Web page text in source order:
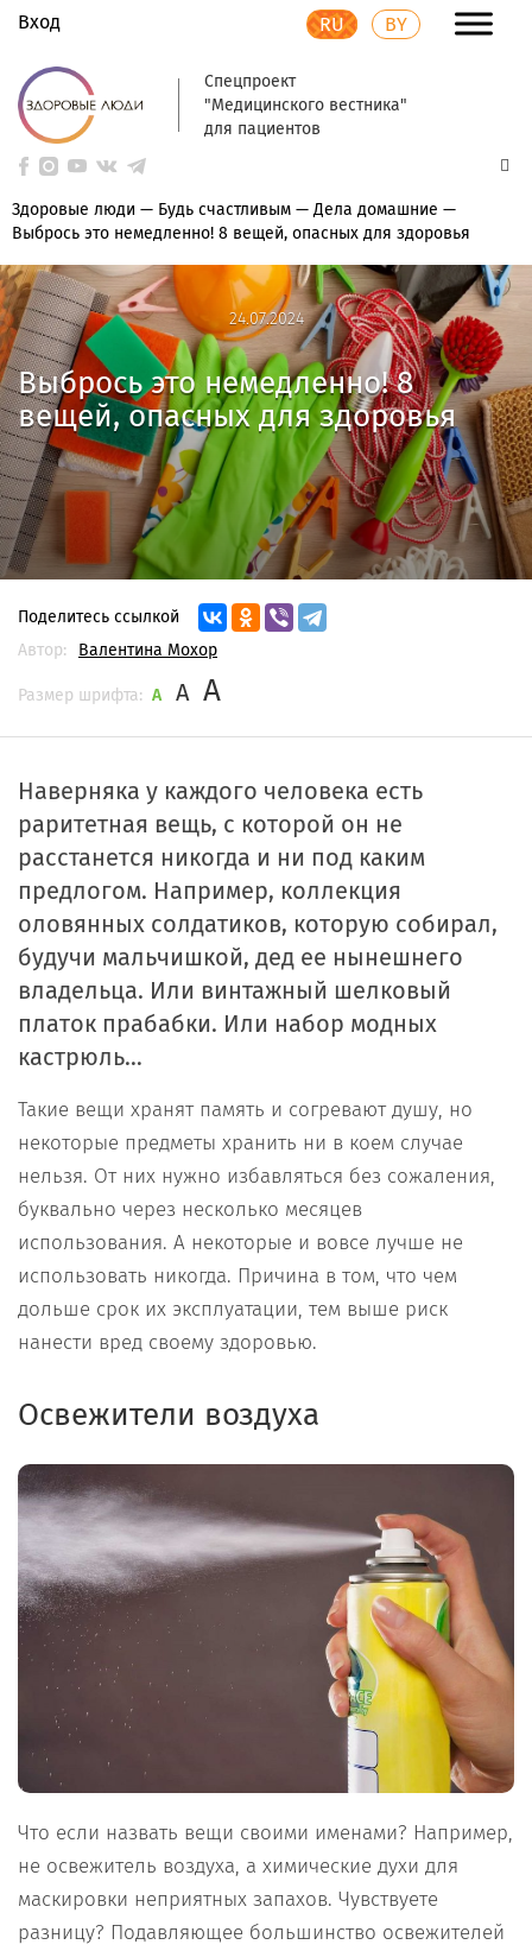
Вход RU BY
Спецпроект
"Медицинского вестника"
для пациентов
Здоровые люди — Будь счастливым —Дела домашние —
Выбрось это немедленно! 8 вещей, опасных для здоровья
24.07.2024
24.07.2024
Выбрось это немедленно! 8
вещей, опасных для здоровья
Поделитесь ссылкой
Автор:
Валентина Мохор
Размер шрифта: A A A
Наверняка у каждого человека есть
раритетная вещь, с которой он не
расстанется никогда и ни под каким
предлогом. Например, коллекция
оловянных солдатиков, которую собирал,
будучи мальчишкой, дед ее нынешнего
владельца. Или винтажный шелковый
платок прабабки. Или набор модных
кастрюль…
Такие вещи хранят память и согревают душу, но
некоторые предметы хранить ни в коем случае
нельзя. От них нужно избавляться без сожаления,
буквально через несколько месяцев
использования. А некоторые и вовсе лучше не
использовать никогда. Причина в том, что чем
дольше срок их эксплуатации, тем выше риск
нанести вред своему здоровью.
Освежители воздуха
Что если назвать вещи своими именами? Например,
не освежитель воздуха, а химические духи для
маскировки неприятных запахов. Чувствуете
разницу? Подавляющее большинство освежителей